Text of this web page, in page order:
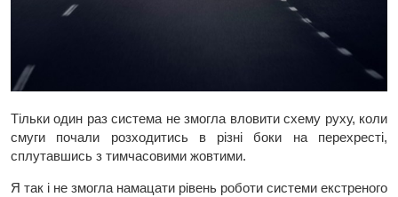
Тільки один раз система не змогла вловити схему руху, коли
смуги почали розходитись в різні боки на перехресті,
сплутавшись з тимчасовими жовтими.
Я так і не змогла намацати рівень роботи системи екстреного